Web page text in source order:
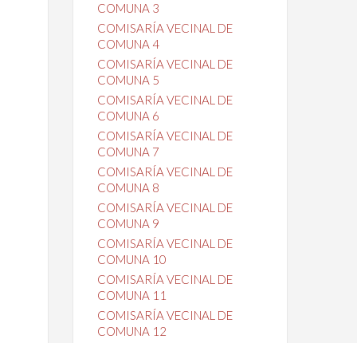
COMUNA 3
COMISARÍA VECINAL DE
COMUNA 4
COMISARÍA VECINAL DE
COMUNA 5
COMISARÍA VECINAL DE
COMUNA 6
COMISARÍA VECINAL DE
COMUNA 7
COMISARÍA VECINAL DE
COMUNA 8
COMISARÍA VECINAL DE
COMUNA 9
COMISARÍA VECINAL DE
COMUNA 10
COMISARÍA VECINAL DE
COMUNA 11
COMISARÍA VECINAL DE
COMUNA 12